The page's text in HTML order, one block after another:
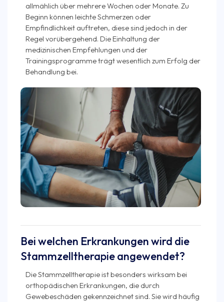
allmählich über mehrere Wochen oder Monate. Zu
Beginn können leichte Schmerzen oder
Empfindlichkeit auftreten, diese sind jedoch in der
Regel vorübergehend. Die Einhaltung der
medizinischen Empfehlungen und der
Trainingsprogramme trägt wesentlich zum Erfolg der
Behandlung bei.
Bei welchen Erkrankungen wird die
Stammzelltherapie angewendet?
Die Stammzelltherapie ist besonders wirksam bei
orthopädischen Erkrankungen, die durch
Gewebeschäden gekennzeichnet sind. Sie wird häufig